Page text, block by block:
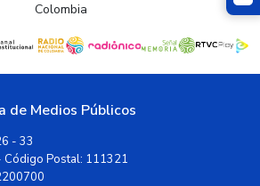
Colombia
de Medios Públicos
- 33
Código Postal: 111321